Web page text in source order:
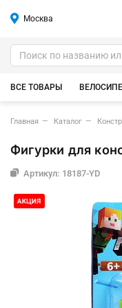
Москва
ВСЕ ТОВАРЫ
Главная Каталог
Фигурки для
Артикул: 18187-YD